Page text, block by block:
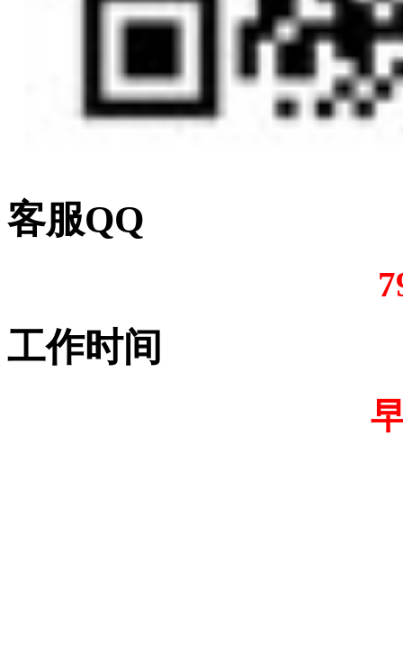
客服QQ
工作时间